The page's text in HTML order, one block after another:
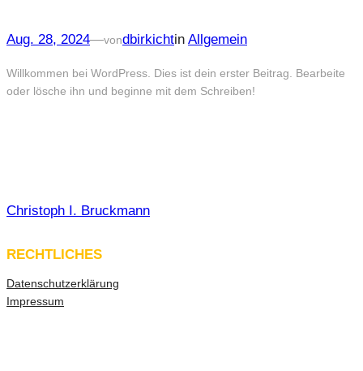
Aug. 28, 2024—vondbirkichtin Allgemein
Willkommen bei WordPress. Dies ist dein erster Beitrag. Bearbeite
oder lösche ihn und beginne mit dem Schreiben!
Christoph I. Bruckmann
RECHTLICHES
Datenschutzerklärung
Impressum